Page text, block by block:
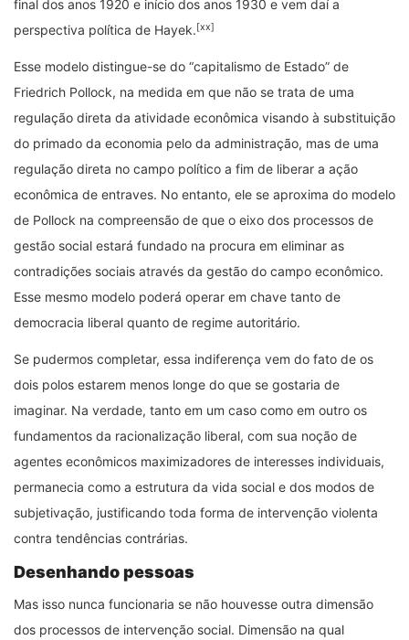
final dos anos 1920 e início dos anos 1930 e vem daí a
perspectiva política de Hayek. [xx]
Esse modelo distingue-se do “capitalismo de Estado” de
Friedrich Pollock, na medida em que não se trata de uma
regulação direta da atividade econômica visando à substituição
do primado da economia pelo da administração, mas de uma
regulação direta no campo político a fim de liberar a ação
econômica de entraves. No entanto, ele se aproxima do modelo
de Pollock na compreensão de que o eixo dos processos de
gestão social estará fundado na procura em eliminar as
contradições sociais através da gestão do campo econômico.
Esse mesmo modelo poderá operar em chave tanto de
democracia liberal quanto de regime autoritário.
Se pudermos completar, essa indiferença vem do fato de os
dois polos estarem menos longe do que se gostaria de
imaginar. Na verdade, tanto em um caso como em outro os
fundamentos da racionalização liberal, com sua noção de
agentes econômicos maximizadores de interesses individuais,
permanecia como a estrutura da vida social e dos modos de
subjetivação, justificando toda forma de intervenção violenta
contra tendências contrárias.
Desenhando pessoas
Mas isso nunca funcionaria se não houvesse outra dimensão
dos processos de intervenção social. Dimensão na qual